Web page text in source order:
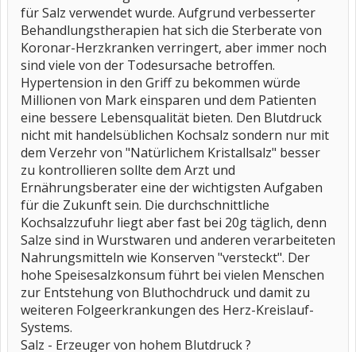
für Salz verwendet wurde. Aufgrund verbesserter
Behandlungstherapien hat sich die Sterberate von
Koronar-Herzkranken verringert, aber immer noch
sind viele von der Todesursache betroffen.
Hypertension in den Griff zu bekommen würde
Millionen von Mark einsparen und dem Patienten
eine bessere Lebensqualität bieten. Den Blutdruck
nicht mit handelsüblichen Kochsalz sondern nur mit
dem Verzehr von "Natürlichem Kristallsalz" besser
zu kontrollieren sollte dem Arzt und
Ernährungsberater eine der wichtigsten Aufgaben
für die Zukunft sein. Die durchschnittliche
Kochsalzzufuhr liegt aber fast bei 20g täglich, denn
Salze sind in Wurstwaren und anderen verarbeiteten
Nahrungsmitteln wie Konserven "versteckt". Der
hohe Speisesalzkonsum führt bei vielen Menschen
zur Entstehung von Bluthochdruck und damit zu
weiteren Folgeerkrankungen des Herz-Kreislauf-
Systems.
Salz - Erzeuger von hohem Blutdruck ?